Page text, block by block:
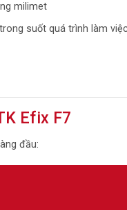
milimet
suốt quá trình làm
Efix F7
đầu: